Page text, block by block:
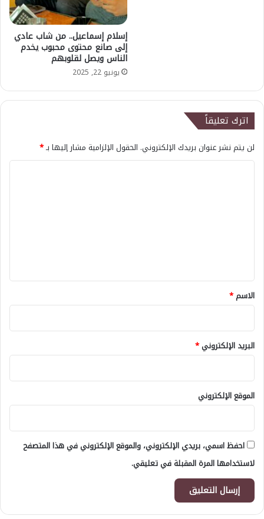
إسلام إسماعيل.. من شاب عادي
إلى صانع محتوى محبوب يخدم
الناس ويصل لقلوبهم
يونيو 22, 2025
اترك تعليقاً
لن يتم نشر عنوان بريدك الإلكتروني. الحقول الإلزامية مشار إليها بـ*
*
الاسم*
البريد الإلكتروني*
الموقع الإلكتروني
احفظ اسمي، بريدي الإلكتروني، والموقع الإلكتروني في هذا المتصفح
لاستخدامها المرة المقبلة في تعليقي.